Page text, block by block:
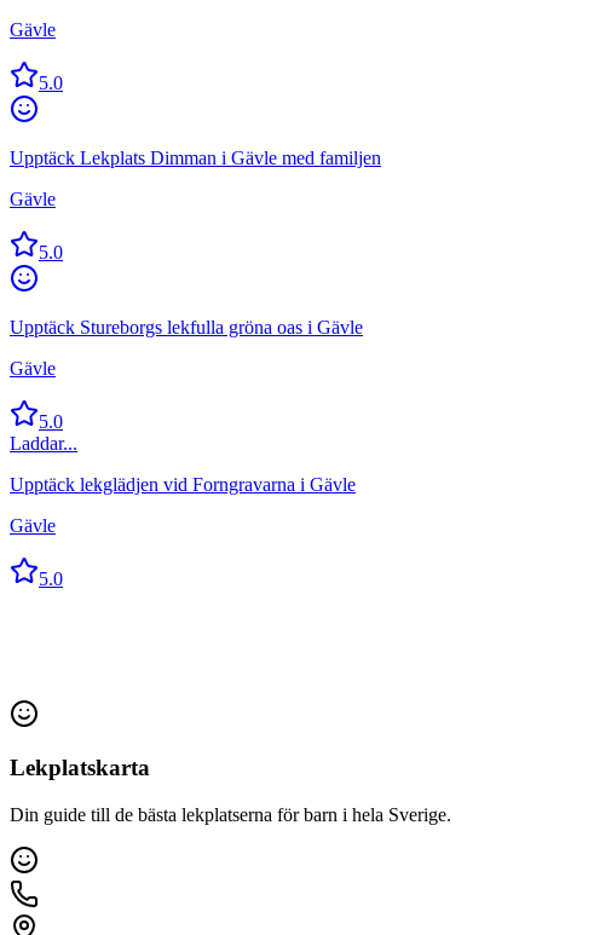
Gävle
5.0
Upptäck Lekplats Dimman i Gävle med familjen
Gävle
5.0
Upptäck Stureborgs lekfulla gröna oas i Gävle
Gävle
5.0
Laddar...
Upptäck lekglädjen vid Forngravarna i Gävle
Gävle
5.0
Lekplatskarta
Din guide till de bästa lekplatserna för barn i hela Sverige.